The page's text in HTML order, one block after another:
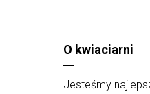
O kwiaciarni
Jesteśmy